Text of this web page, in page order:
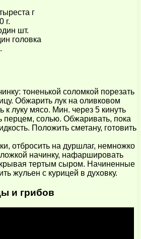
г
г.
шт.
головка
тоненькой соломкой порезать
Обжарить лук на оливковом
к луку мясо. Мин. через 5 кинуть
перцем, солью. Обжаривать, пока
Положить сметану, готовить
отбросить на дуршлаг, немножко
ложкой начинку, нафаршировать
тертым сыром. Начиненные
жульен с курицей в духовку.
и грибов